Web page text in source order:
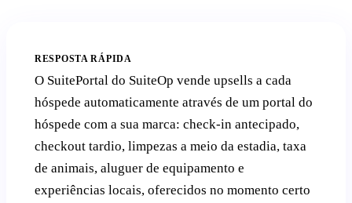
RESPOSTA RÁPIDA
O SuitePortal do SuiteOp vende upsells a cada
hóspede automaticamente através de um portal do
hóspede com a sua marca: check-in antecipado,
checkout tardio, limpezas a meio da estadia, taxa
de animais, aluguer de equipamento e
experiências locais, oferecidos no momento certo